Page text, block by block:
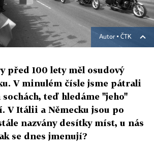
Autor ▪ ČTK
před 100 lety měl osudový
V minulém čísle jsme pátrali
teď hledáme "jeho"
V Itálii a Německu jsou po
nazvány desítky míst, u nás
se dnes jmenují?